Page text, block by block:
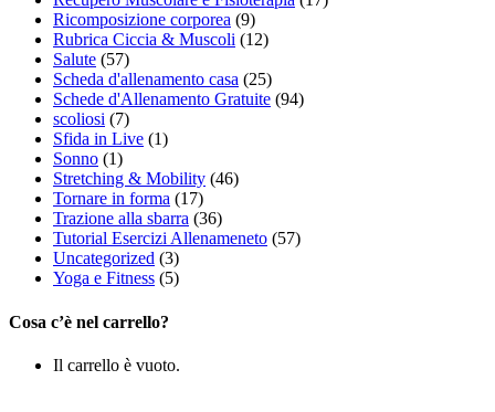
Ricomposizione corporea (9)
Rubrica Ciccia & Muscoli (12)
Salute (57)
Scheda d'allenamento casa (25)
Schede d'Allenamento Gratuite (94)
scoliosi (7)
Sfida in Live (1)
Sonno (1)
Stretching & Mobility (46)
Tornare in forma (17)
Trazione alla sbarra (36)
Tutorial Esercizi Allenameneto (57)
Uncategorized (3)
Yoga e Fitness (5)
Cosa c’è nel carrello?
Il carrello è vuoto.